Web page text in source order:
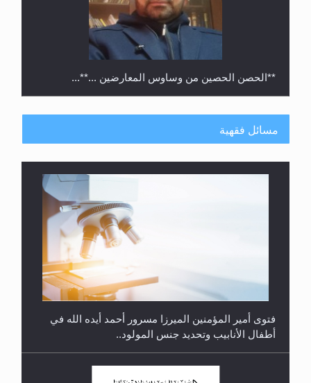
**الحصن الحصين من وساوس المعارضين ...**...
مسائل فقهية
فتوى أمير المؤمنين الميرزا مسرور أحمد أيده الله في
أطفال الأنابيب وتحديد جنس المولود..